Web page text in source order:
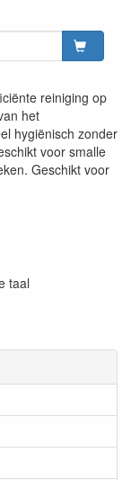
reiniging op
het
hygiënisch zonder
voor smalle
Geschikt voor
taal